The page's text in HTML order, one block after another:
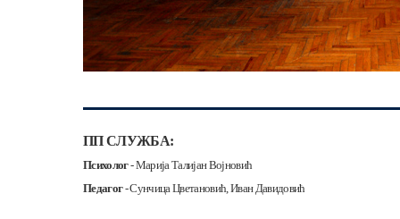
ПП СЛУЖБА:
Психолог- Марија Талијан Војновић
Педагог- Сунчица Цветановић, Иван Давидовић